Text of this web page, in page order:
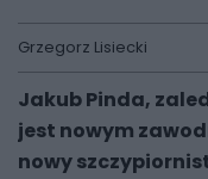
Grzegorz Lisiecki
Jakub Pinda,
jest nowym
nowy